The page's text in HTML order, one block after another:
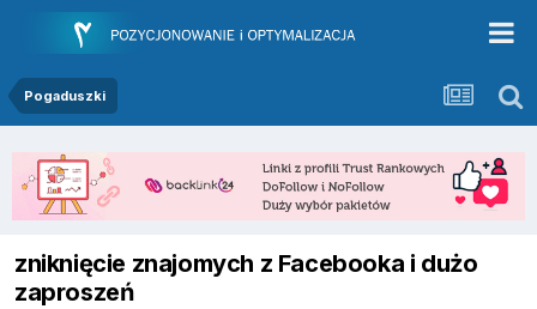
Pogaduszki
zniknięcie znajomych z Facebooka i dużo
zaproszeń